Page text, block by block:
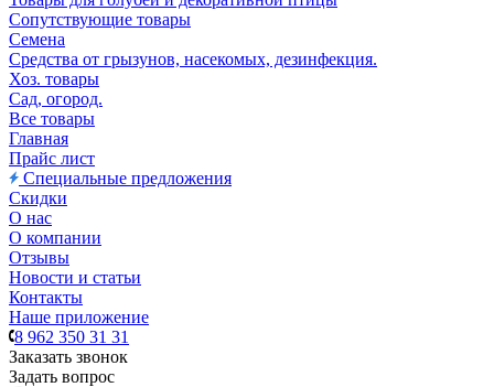
Сопутствующие товары
Семена
Средства от грызунов, насекомых, дезинфекция.
Хоз. товары
Сад, огород.
Все товары
Главная
Прайс лист
Специальные предложения
Скидки
О нас
О компании
Отзывы
Новости и статьи
Контакты
Наше приложение
8 962 350 31 31
Заказать звонок
Задать вопрос